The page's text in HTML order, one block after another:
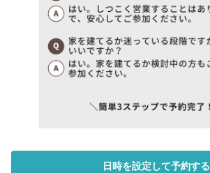
日時を設定して予約する